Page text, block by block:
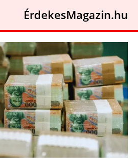
ÉrdekesMagazin.hu